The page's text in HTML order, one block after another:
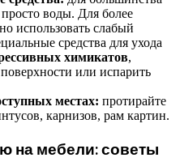
воды. Для более
использовать слабый
средства для ухода
химикатов,
или испарить
местах: протирайте
карнизов, рам картин.
на мебели: советы